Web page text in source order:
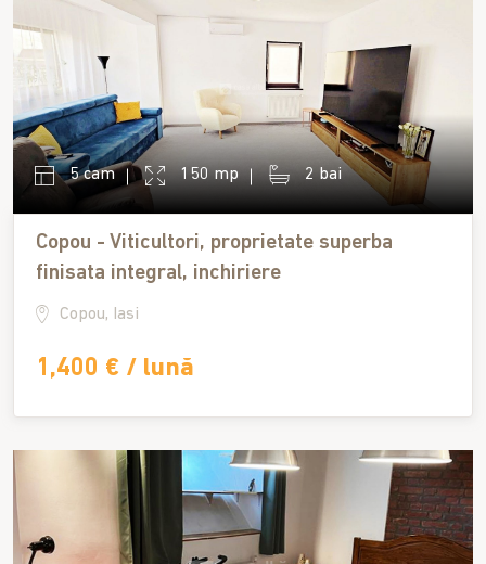
5 cam 150 mp 2 bai
Copou - Viticultori, proprietate superba
finisata integral, inchiriere
Copou, Iasi
1,400 € / lună